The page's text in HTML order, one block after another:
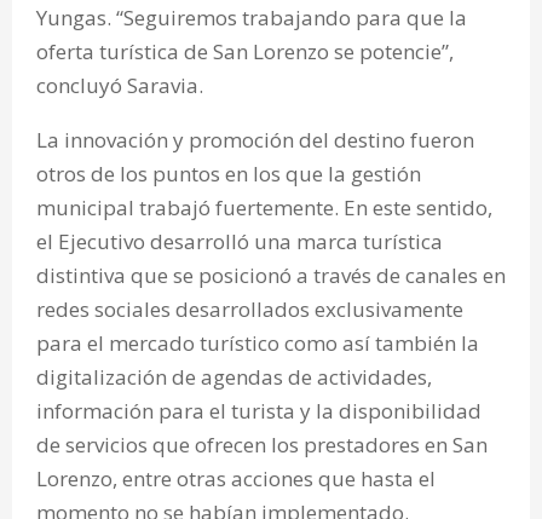
Yungas. “Seguiremos trabajando para que la
oferta turística de San Lorenzo se potencie”,
concluyó Saravia.
La innovación y promoción del destino fueron
otros de los puntos en los que la gestión
municipal trabajó fuertemente. En este sentido,
el Ejecutivo desarrolló una marca turística
distintiva que se posicionó a través de canales en
redes sociales desarrollados exclusivamente
para el mercado turístico como así también la
digitalización de agendas de actividades,
información para el turista y la disponibilidad
de servicios que ofrecen los prestadores en San
Lorenzo, entre otras acciones que hasta el
momento no se habían implementado.